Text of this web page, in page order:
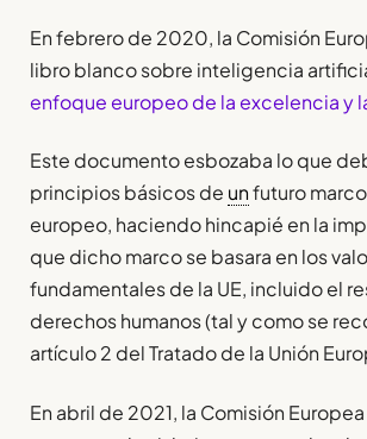
En febrero de 2020, la Comisión
libro blanco sobre inteligencia
enfoque europeo de la excelencia y
Este documento esbozaba lo que
principios básicos de unfuturo
europeo, haciendo hincapié en la
que dicho marco se basara en los
fundamentales de la UE, incluido el
derechos humanos (tal y como se
artículo 2 del Tratado de la Unión
En abril de 2021, la Comisión